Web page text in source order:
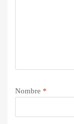
Nombre *